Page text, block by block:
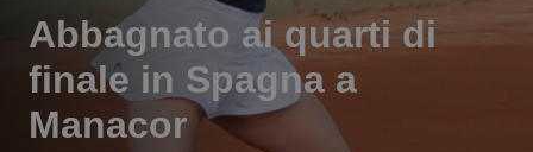
Abbagnato ai quarti di
finale in Spagna a
Manacor